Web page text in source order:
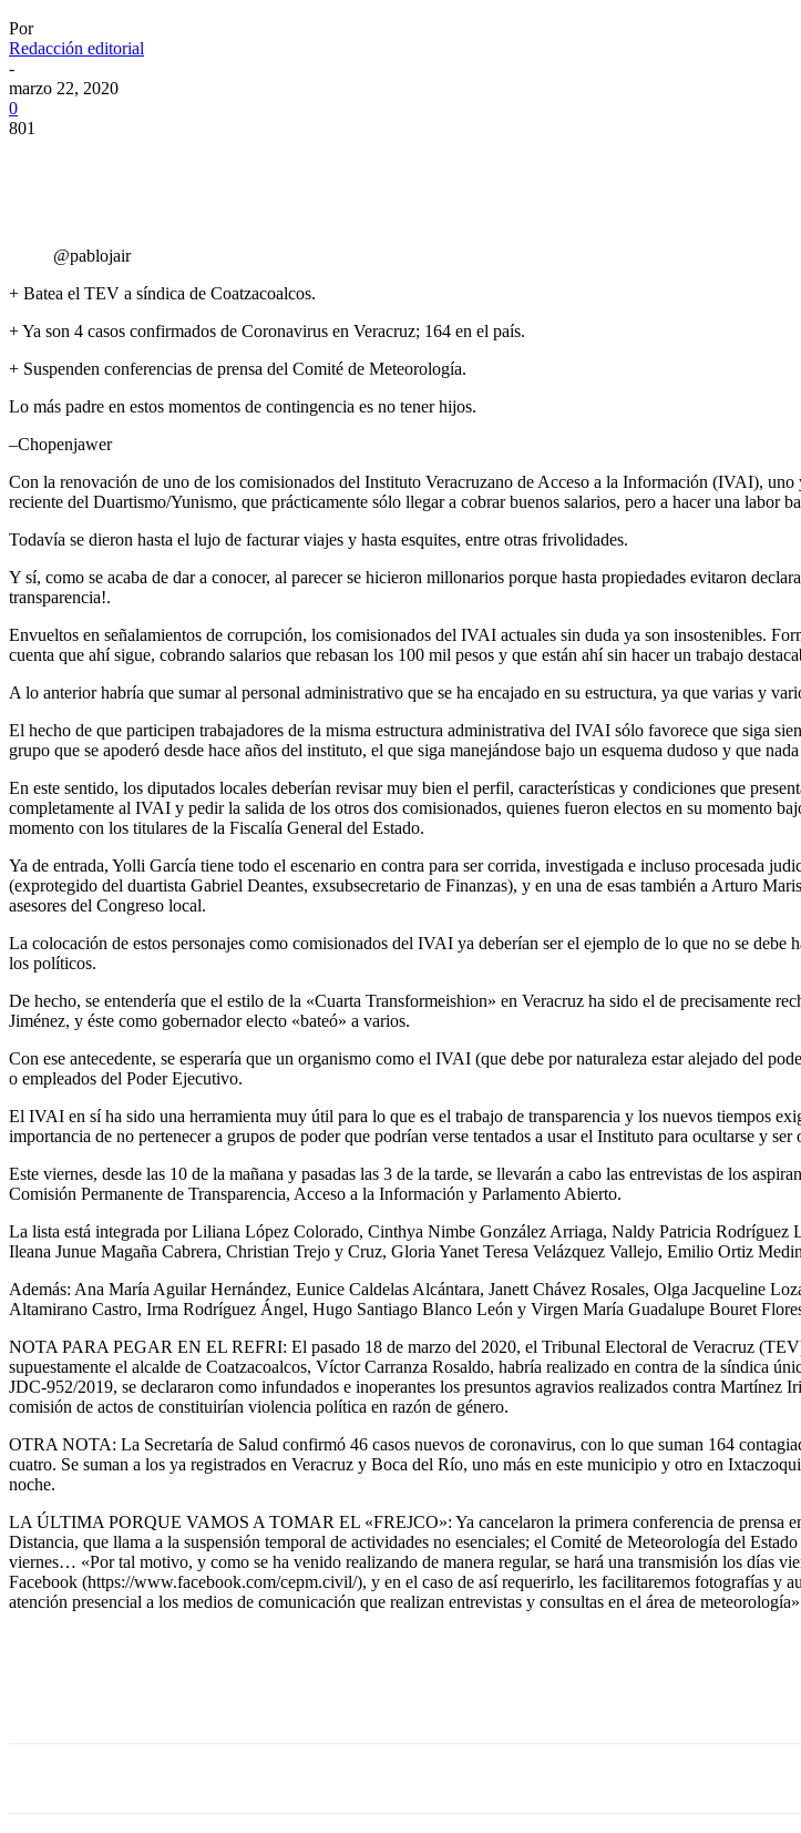
Por
Redacción editorial
-
marzo 22, 2020
0
801
@pablojair
+ Batea el TEV a síndica de Coatzacoalcos.
+ Ya son 4 casos confirmados de Coronavirus en Veracruz; 164 en el país.
+ Suspenden conferencias de prensa del Comité de Meteorología.
Lo más padre en estos momentos de contingencia es no tener hijos.
–Chopenjawer
Con la renovación de uno de los comisionados del Instituto Veracruzano de Acceso a la Información (IVAI), uno
reciente del Duartismo/Yunismo, que prácticamente sólo llegar a cobrar buenos salarios, pero a hacer una labor
Todavía se dieron hasta el lujo de facturar viajes y hasta esquites, entre otras frivolidades.
Y sí, como se acaba de dar a conocer, al parecer se hicieron millonarios porque hasta propiedades evitaron
transparencia!.
Envueltos en señalamientos de corrupción, los comisionados del IVAI actuales sin duda ya son insostenibles.
cuenta que ahí sigue, cobrando salarios que rebasan los 100 mil pesos y que están ahí sin hacer un trabajo
A lo anterior habría que sumar al personal administrativo que se ha encajado en su estructura, ya que varias y
El hecho de que participen trabajadores de la misma estructura administrativa del IVAI sólo favorece que siga
grupo que se apoderó desde hace años del instituto, el que siga manejándose bajo un esquema dudoso y que
En este sentido, los diputados locales deberían revisar muy bien el perfil, características y condiciones que
completamente al IVAI y pedir la salida de los otros dos comisionados, quienes fueron electos en su momento
momento con los titulares de la Fiscalía General del Estado.
Ya de entrada, Yolli García tiene todo el escenario en contra para ser corrida, investigada e incluso procesada
(exprotegido del duartista Gabriel Deantes, exsubsecretario de Finanzas), y en una de esas también a Arturo
asesores del Congreso local.
La colocación de estos personajes como comisionados del IVAI ya deberían ser el ejemplo de lo que no se
los políticos.
De hecho, se entendería que el estilo de la «Cuarta Transformeishion» en Veracruz ha sido el de precisamente
Jiménez, y éste como gobernador electo «bateó» a varios.
Con ese antecedente, se esperaría que un organismo como el IVAI (que debe por naturaleza estar alejado del
o empleados del Poder Ejecutivo.
El IVAI en sí ha sido una herramienta muy útil para lo que es el trabajo de transparencia y los nuevos tiempos
importancia de no pertenecer a grupos de poder que podrían verse tentados a usar el Instituto para ocultarse y ser
Este viernes, desde las 10 de la mañana y pasadas las 3 de la tarde, se llevarán a cabo las entrevistas de los
Comisión Permanente de Transparencia, Acceso a la Información y Parlamento Abierto.
La lista está integrada por Liliana López Colorado, Cinthya Nimbe González Arriaga, Naldy Patricia
Ileana Junue Magaña Cabrera, Christian Trejo y Cruz, Gloria Yanet Teresa Velázquez Vallejo, Emilio Ortiz
Además: Ana María Aguilar Hernández, Eunice Caldelas Alcántara, Janett Chávez Rosales, Olga Jacqueline
Altamirano Castro, Irma Rodríguez Ángel, Hugo Santiago Blanco León y Virgen María Guadalupe Bouret
NOTA PARA PEGAR EN EL REFRI: El pasado 18 de marzo del 2020, el Tribunal Electoral de Veracruz
supuestamente el alcalde de Coatzacoalcos, Víctor Carranza Rosaldo, habría realizado en contra de la síndica
JDC-952/2019, se declararon como infundados e inoperantes los presuntos agravios realizados contra
comisión de actos de constituirían violencia política en razón de género.
OTRA NOTA: La Secretaría de Salud confirmó 46 casos nuevos de coronavirus, con lo que suman 164
cuatro. Se suman a los ya registrados en Veracruz y Boca del Río, uno más en este municipio y otro en
noche.
LA ÚLTIMA PORQUE VAMOS A TOMAR EL «FREJCO»: Ya cancelaron la primera conferencia de prensa
Distancia, que llama a la suspensión temporal de actividades no esenciales; el Comité de Meteorología del
viernes… «Por tal motivo, y como se ha venido realizando de manera regular, se hará una transmisión los días
Facebook (https://www.facebook.com/cepm.civil/), y en el caso de así requerirlo, les facilitaremos fotografías y
atención presencial a los medios de comunicación que realizan entrevistas y consultas en el área de